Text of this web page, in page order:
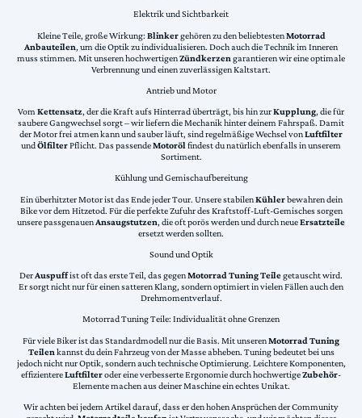
Elektrik und Sichtbarkeit
Kleine Teile, große Wirkung: Blinkergehören zu den beliebtestenMotorrad
Anbauteilen, um die Optik zu individualisieren. Doch auch die Technik im Inneren
muss stimmen. Mit unseren hochwertigenZündkerzen garantieren wir eine optimale
Verbrennung und einen zuverlässigen Kaltstart.
Antrieb und Motor
VomKettensatz, der die Kraft aufs Hinterrad überträgt, bis hin zurKupplung, die für
saubere Gangwechsel sorgt – wir liefern die Mechanik hinter deinem Fahrspaß. Damit
der Motor frei atmen kann und sauber läuft, sind regelmäßige Wechsel vonLuftfilter
undÖlfilterPflicht. Das passendeMotorölfindest du natürlich ebenfalls in unserem
Sortiment.
Kühlung und Gemischaufbereitung
Ein überhitzter Motor ist das Ende jeder Tour. Unsere stabilenKühlerbewahren dein
Bike vor dem Hitzetod. Für die perfekte Zufuhr des Kraftstoff-Luft-Gemisches sorgen
unsere passgenauenAnsaugstutzen, die oft porös werden und durch neueErsatzteile
ersetzt werden sollten.
Sound und Optik
DerAuspuffist oft das erste Teil, das gegenMotorrad Tuning Teilegetauscht wird.
Er sorgt nicht nur für einen satteren Klang, sondern optimiert in vielen Fällen auch den
Drehmomentverlauf.
Motorrad Tuning Teile: Individualität ohne Grenzen
Für viele Biker ist das Standardmodell nur die Basis. Mit unserenMotorrad Tuning
Teilen kannst du dein Fahrzeug von der Masse abheben. Tuning bedeutet bei uns
jedoch nicht nur Optik, sondern auch technische Optimierung. Leichtere Komponenten,
effizientereLuftfilteroder eine verbesserte Ergonomie durch hochwertigeZubehör-
Elemente machen aus deiner Maschine ein echtes Unikat.
Wir achten bei jedem Artikel darauf, dass er den hohen Ansprüchen der Community